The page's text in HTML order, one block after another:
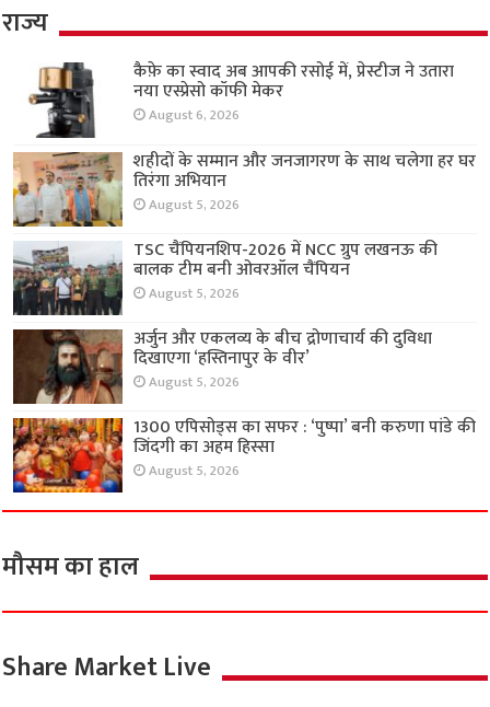
राज्य
कैफ़े का स्वाद अब आपकी रसोई में, प्रेस्टीज ने उतारा
नया एस्प्रेसो कॉफी मेकर
August 6, 2026
शहीदों के सम्मान और जनजागरण के साथ चलेगा हर घर
तिरंगा अभियान
August 5, 2026
TSC चैंपियनशिप-2026 में NCC ग्रुप लखनऊ की
बालक टीम बनी ओवरऑल चैंपियन
August 5, 2026
अर्जुन और एकलव्य के बीच द्रोणाचार्य की दुविधा
दिखाएगा ‘हस्तिनापुर के वीर’
August 5, 2026
1300 एपिसोड्स का सफर : ‘पुष्पा’ बनी करुणा पांडे की
जिंदगी का अहम हिस्सा
August 5, 2026
मौसम का हाल
Share Market Live